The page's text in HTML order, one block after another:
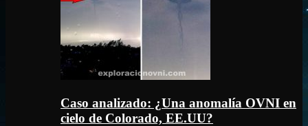
Caso analizado: ¿Una anomalía OVNI en
cielo de Colorado, EE.UU?